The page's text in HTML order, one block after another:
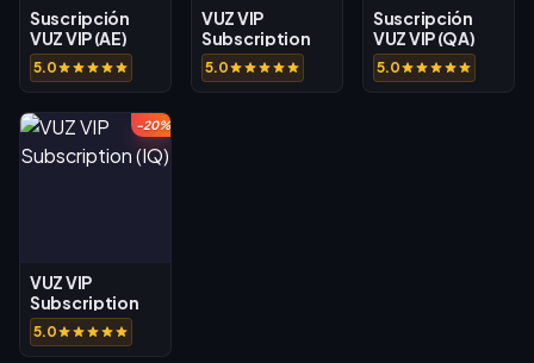
Suscripción
VUZ VIP (AE)
5.0
VUZ VIP
Subscription
(SA)
5.0
Suscripción
VUZ VIP (QA)
5.0
-20%
VUZ VIP
Subscription
(IQ)
5.0